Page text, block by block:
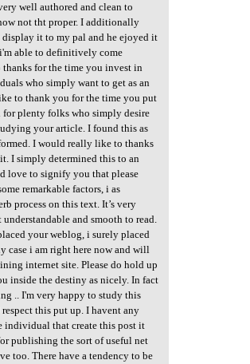
well authored and clean to
not tht proper. I additionally
it to my pal and he ejoyed it
able to definitively come
for the time you invest in
who simply want to get as an
to thank you for the time you put
for plenty folks who simply desire
your article. I found this as
I would really like to thanks
I simply determined this to an
love to signify you that please
remarkable factors, i as
process on this text. It’s very
and smooth to read.
your weblog, i surely placed
case i am right here now and will
internet site. Please do hold up
inside the destiny as nicely. In fact
.. I'm very happy to study this
this put up. I havent any
individual that create this post it
publishing the sort of useful net
too. There have a tendency to be